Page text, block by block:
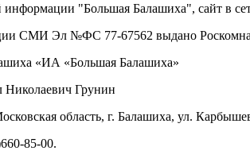
информации "Большая Балашиха", сайт в
СМИ Эл №ФС ‎77-67562 выдано
«ИА «Большая Балашиха»
Николаевич Грунин
область, г. Балашиха, ул.
85-00.